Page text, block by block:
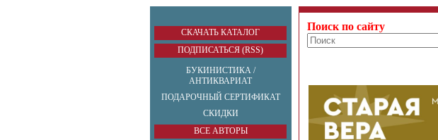
СКАЧАТЬ КАТАЛОГ
ПОДПИСАТЬСЯ (RSS)
БУКИНИСТИКА /
АНТИКВАРИАТ
ПОДАРОЧНЫЙ СЕРТИФИКАТ
СКИДКИ
ВСЕ АВТОРЫ
Поиск по сайту